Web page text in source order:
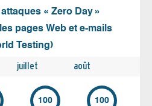
« Zero Day »
pages Web et e-mails
Testing)
juillet août
100 100